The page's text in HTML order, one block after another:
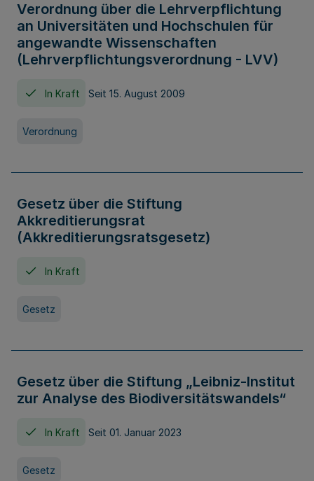
Verordnung über die Lehrverpflichtung
an Universitäten und Hochschulen für
angewandte Wissenschaften
(Lehrverpflichtungsverordnung - LVV)
In Kraft Seit 15. August 2009
Verordnung
Gesetz über die Stiftung
Akkreditierungsrat
(Akkreditierungsratsgesetz)
In Kraft
Gesetz
Gesetz über die Stiftung „Leibniz-Institut
zur Analyse des Biodiversitätswandels“
In Kraft Seit 01. Januar 2023
Gesetz